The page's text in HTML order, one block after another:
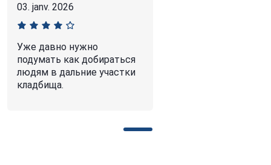
03. janv. 2026
Уже давно нужно
подумать как добираться
людям в дальние участки
кладбища.